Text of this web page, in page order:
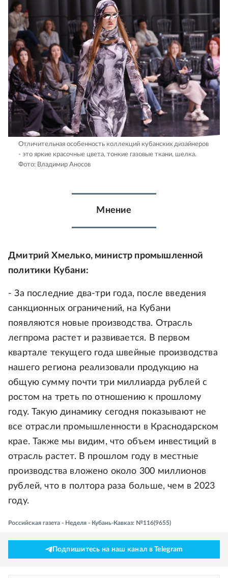
Отличительная особенность коллекций кубанских дизайнеров
- это яркие красочные цвета, тонкие газовые ткани, шелка.
Фото: Владимир Аносов
Мнение
Дмитрий Хмелько, министр промышленной
политики Кубани:
- За последние два-три года, после введения
санкционных ограничений, на Кубани
появляются новые производства. Отрасль
легпрома растет и развивается. В первом
квартале текущего года швейные производства
нашего региона реализовали продукцию на
общую сумму почти три миллиарда рублей с
ростом на треть по отношению к прошлому
году. Такую динамику сегодня показывают не
все отрасли промышленности в Краснодарском
крае. Также мы видим, что объем инвестиций в
отрасль растет. В прошлом году в местные
производства вложено около 300 миллионов
рублей, что в полтора раза больше, чем в 2023
году.
Российская газета - Неделя - Кубань-Кавказ: №116(9655)
Подпишитесь на наш канал в Telegram